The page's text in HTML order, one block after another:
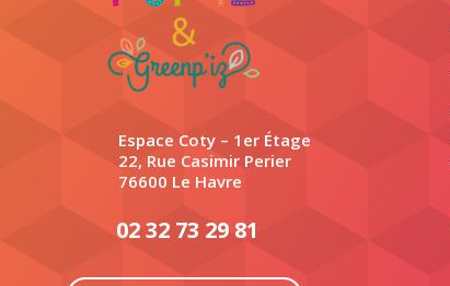
Espace Coty – 1er Étage
22, Rue Casimir Perier
76600 Le Havre
02 32 73 29 81